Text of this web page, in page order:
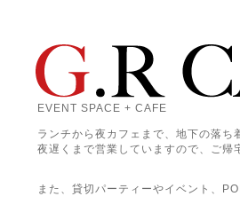
EVENT SPACE + CAFE
ランチから夜カフェまで、地下の落
夜遅くまで営業していますので、ご
また、貸切パーティーやイベント、